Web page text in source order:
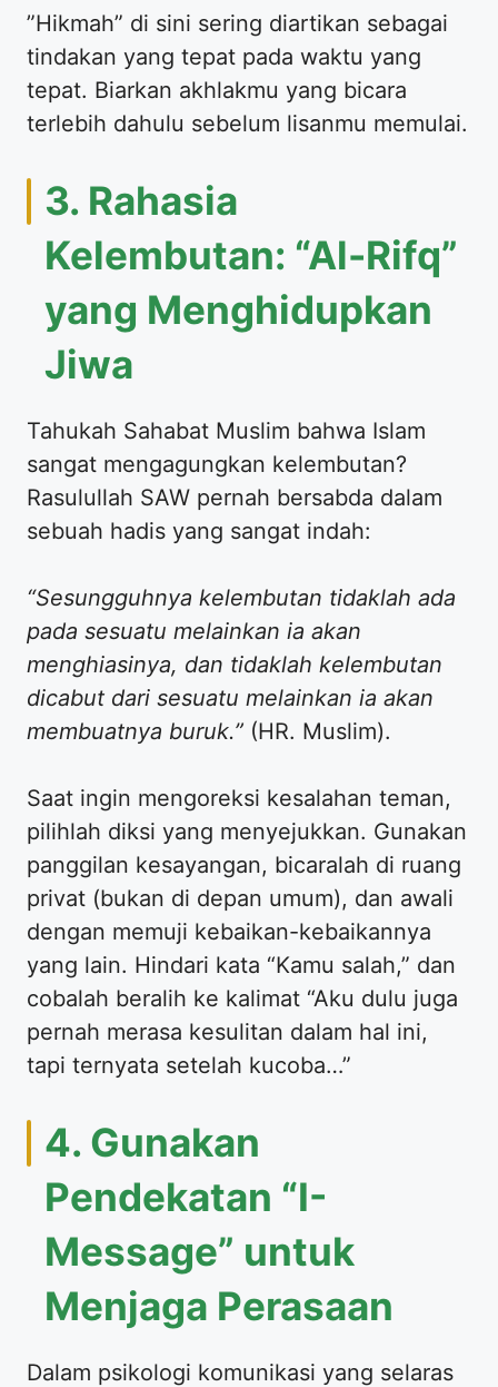
​”Hikmah” di sini sering diartikan sebagai
tindakan yang tepat pada waktu yang
tepat. Biarkan akhlakmu yang bicara
terlebih dahulu sebelum lisanmu memulai.
​3. Rahasia
Kelembutan: “Al-Rifq”
yang Menghidupkan
Jiwa
​Tahukah Sahabat Muslim bahwa Islam
sangat mengagungkan kelembutan?
Rasulullah SAW pernah bersabda dalam
sebuah hadis yang sangat indah:
“Sesungguhnya kelembutan tidaklah ada
pada sesuatu melainkan ia akan
menghiasinya, dan tidaklah kelembutan
dicabut dari sesuatu melainkan ia akan
membuatnya buruk.” (HR. Muslim).
​Saat ingin mengoreksi kesalahan teman,
pilihlah diksi yang menyejukkan. Gunakan
panggilan kesayangan, bicaralah di ruang
privat (bukan di depan umum), dan awali
dengan memuji kebaikan-kebaikannya
yang lain. Hindari kata “Kamu salah,” dan
cobalah beralih ke kalimat “Aku dulu juga
pernah merasa kesulitan dalam hal ini,
tapi ternyata setelah kucoba…”
​4. Gunakan
Pendekatan “I-
Message” untuk
Menjaga Perasaan
​Dalam psikologi komunikasi yang selaras